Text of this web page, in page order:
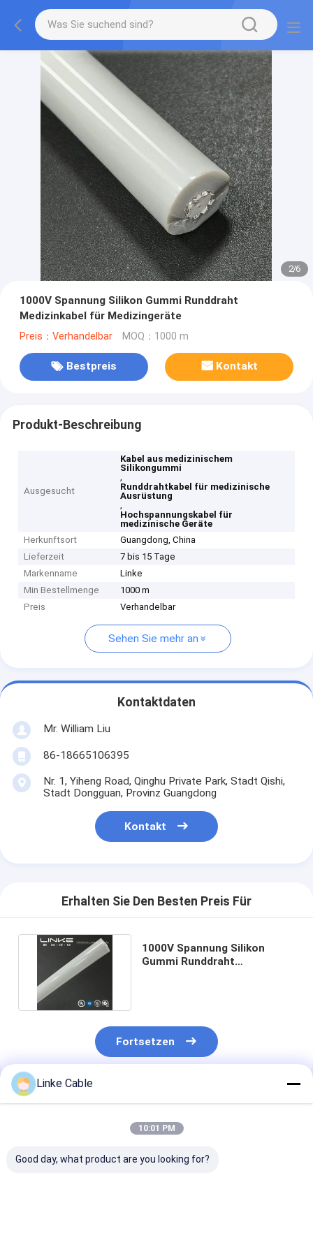
2/6
1000V Spannung Silikon Gummi Runddraht
Medizinkabel für Medizingeräte
Preis：Verhandelbar MOQ：1000 m
Bestpreis Kontakt
Produkt-Beschreibung
Ausgesucht
Kabel aus medizinischem
Silikongummi
,
Runddrahtkabel für medizinische
Ausrüstung
,
Hochspannungskabel für
medizinische Geräte
Herkunftsort
Guangdong, China
Lieferzeit
7 bis 15 Tage
Markenname
Linke
Min Bestellmenge
1000 m
Preis
Verhandelbar
Sehen Sie mehr an
Kontaktdaten
Mr. William Liu
86-18665106395
Nr. 1, Yiheng Road, Qinghu Private Park, Stadt Qishi,
Stadt Dongguan, Provinz Guangdong
Kontakt
Erhalten Sie Den Besten Preis Für
1000V Spannung Silikon
Gummi Runddraht
Fortsetzen
Empfohlene Produkte
Linke Cable
10:01 PM
Good day, what product are you looking for?